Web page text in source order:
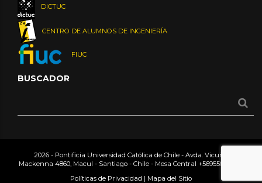
DICTUC
CENTRO DE ALUMNOS DE INGENIERÍA
FIUC
BUSCADOR
2026 - Pontificia Universidad Católica de Chile - Avda. Vicuña
Mackenna 4860, Macul - Santiago - Chile - Mesa Central +56955042000
Políticas de Privacidad | Mapa del Sitio